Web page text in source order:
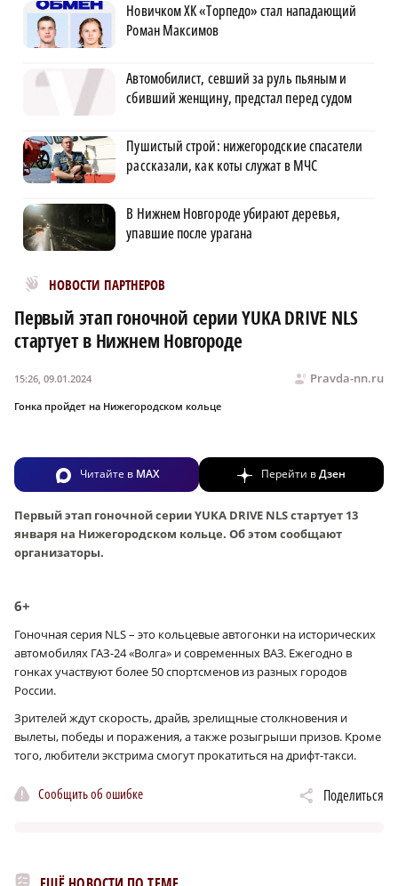
Новичком ХК «Торпедо» стал нападающий
Роман Максимов
Автомобилист, севший за руль пьяным и
сбивший женщину, предстал перед судом
Пушистый строй: нижегородские спасатели
рассказали, как коты служат в МЧС
В Нижнем Новгороде убирают деревья,
упавшие после урагана
НОВОСТИ ПАРТНЕРОВ
Новости МирТесен
Первый этап гоночной серии YUKA DRIVE NLS
стартует в Нижнем Новгороде
Pravda-nn.ru
15:26, 09.01.2024
Гонка пройдет на Нижегородском кольце
Читайте в MAX Перейти вДзен
Первый этап гоночной серии YUKA DRIVE NLS стартует 13
января на Нижегородском кольце. Об этом сообщают
организаторы.
6+
Гоночная серия NLS – это кольцевые автогонки на исторических
автомобилях ГАЗ-24 «Волга» и современных ВАЗ. Ежегодно в
гонках участвуют более 50 спортсменов из разных городов
России.
Зрителей ждут скорость, драйв, зрелищные столкновения и
вылеты, победы и поражения, а также розыгрыши призов. Кроме
того, любители экстрима смогут прокатиться на дрифт-такси.
Сообщить об ошибке Поделиться